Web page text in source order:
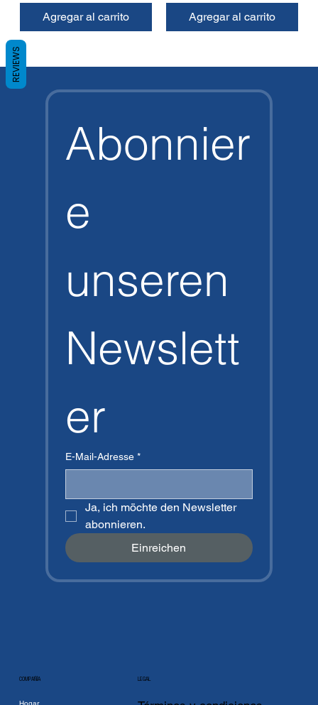
Agregar al carrito Agregar al carrito
Abonnier
e
unseren
Newslett
er
E-Mail-Adresse *
Ja, ich möchte den Newsletter
abonnieren.
Einreichen
COMPAÑÍA
Hogar
LEGAL
REVIEWS